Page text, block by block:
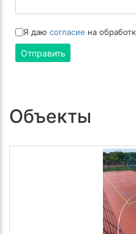
Я даю согласие на
Отправить
Объекты